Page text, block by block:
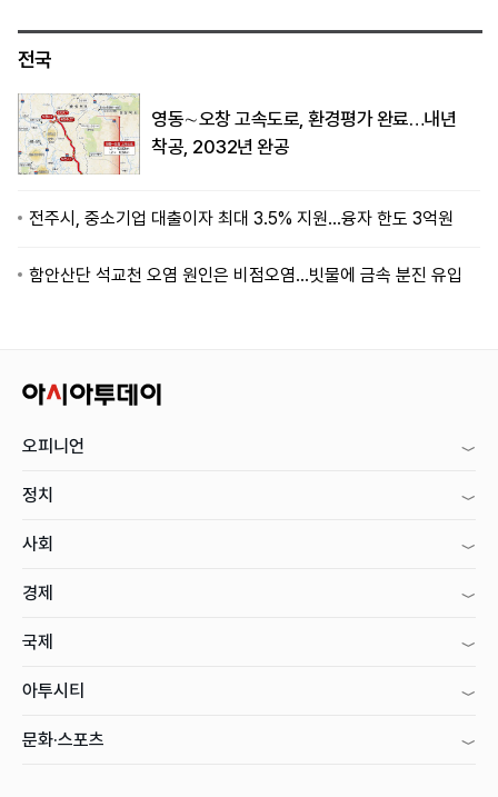
전국
영동∼오창 고속도로, 환경평가 완료…내년
착공, 2032년 완공
전주시, 중소기업 대출이자 최대 3.5% 지원…융자 한도 3억원
함안산단 석교천 오염 원인은 비점오염…빗물에 금속 분진 유입
오피니언
정치
사회
경제
국제
아투시티
문화·스포츠